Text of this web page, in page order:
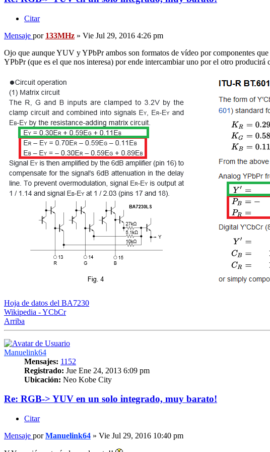
Citar
Mensaje por 133MHz » Vie Jul 29, 2016 4:26 pm
Ojo que aunque YUV y YPbPr ambos son formatos de vídeo por componentes
YPbPr (que es el que nos interesa) por ende intercambiar uno por el otro producirá
Hoja de datos del BA7230
Wikipedia - YCbCr
Arriba
Manuelink64
Mensajes: 1152
Registrado: Jue Ene 24, 2013 6:09 pm
Ubicación: Neo Kobe City
Re: RGB-> YUV en un solo integrado, muy barato!
Citar
Mensaje porManuelink64 » Vie Jul 29, 2016 10:40 pm